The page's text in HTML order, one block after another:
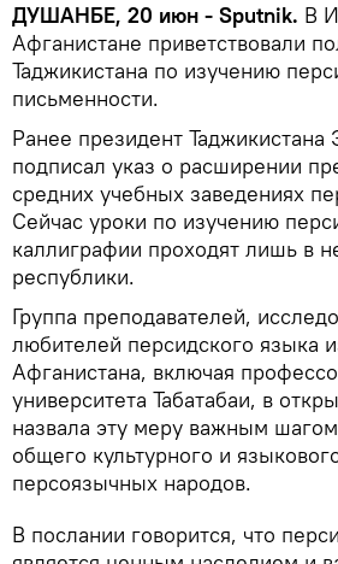
ДУШАНБЕ, 20 июн - Sputnik. В
Афганистане приветствовали
Таджикистана по изучению
письменности.
Ранее президент
подписал указ о расширении
средних учебных заведениях
Сейчас уроки по изучению
каллиграфии проходят лишь в
республики.
Группа преподавателей,
любителей персидского языка
Афганистана, включая
университета Табатабаи, в
назвала эту меру важным
общего культурного и
персоязычных народов.
В послании говорится, что